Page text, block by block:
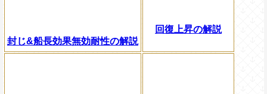
封じ&船長効果無効耐性の解説
回復上昇の解説